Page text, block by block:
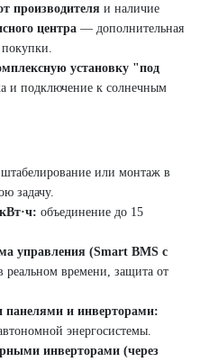
производителя и наличие
центра — дополнительная
установку "под
и подключение к солнечным
штабелирование или монтаж в
задачу.
объединение до 15
управления (Smart BMS с
реальном времени, защита от
панелями и инверторами:
энергосистемы.
инверторами (через